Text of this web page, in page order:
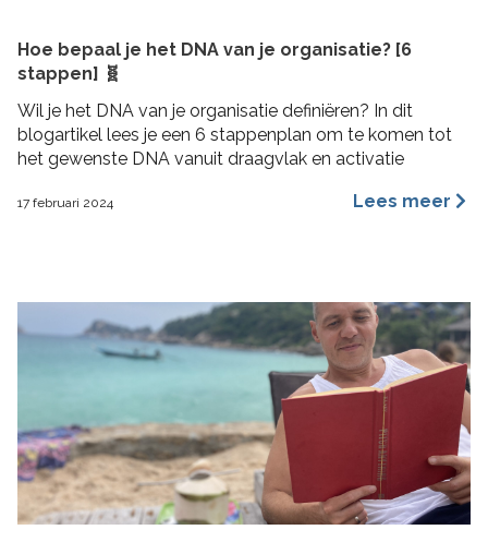
Hoe bepaal je het DNA van je organisatie? [6
stappen] 🧬
Wil je het DNA van je organisatie definiëren? In dit
blogartikel lees je een 6 stappenplan om te komen tot
het gewenste DNA vanuit draagvlak en activatie
17 februari 2024 Lees meer